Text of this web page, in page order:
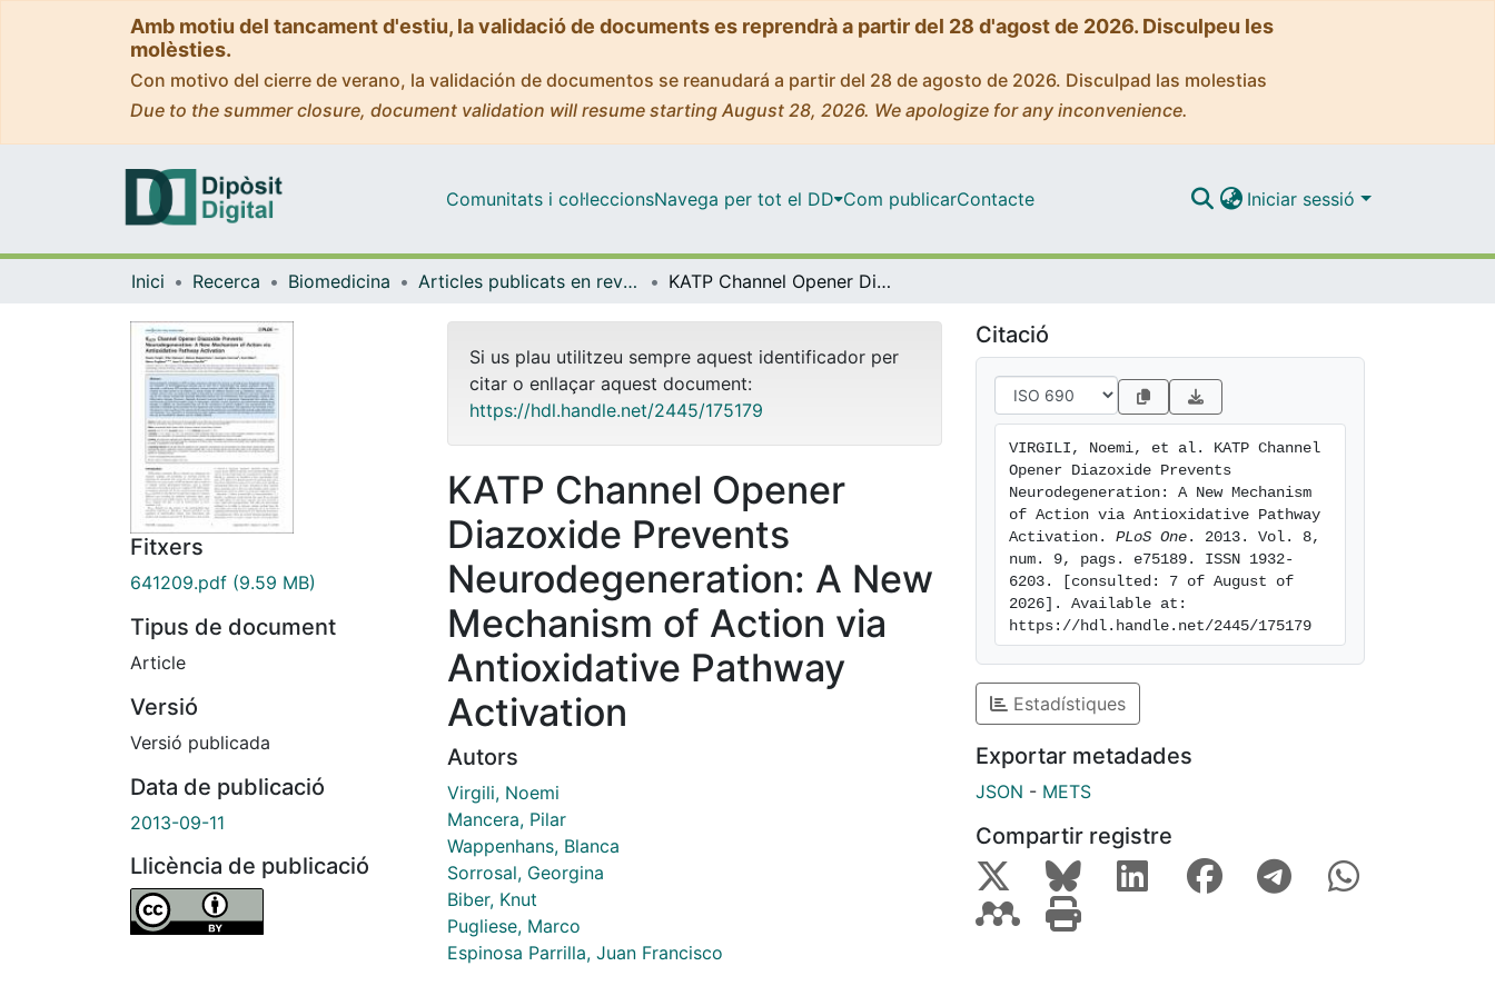
Amb motiu del tancament d'estiu, la validació de documents es reprendrà a partir del 28 d'agost de 2026. Disculpeu les
molèsties.
Con motivo del cierre de verano, la validación de documentos se reanudará a partir del 28 de agosto de 2026. Disculpad las molestias
Due to the summer closure, document validation will resume starting August 28, 2026. We apologize for any inconvenience.
Comunitats i col·leccionsNavega per tot el DD Com publicarContacte Iniciar sessió
Inici Recerca Biomedicina Articles publicats en revistes (Biomedicina) KATP Channel Opener Diazoxide Prevents Neurodegeneration: A New Mechanism of Action via Antioxidative Pathway Activation
Fitxers
641209.pdf (9.59 MB)
Tipus de document
Article
Versió
Versió publicada
Data de publicació
2013-09-11
Llicència de publicació
Si us plau utilitzeu sempre aquest identificador per
citar o enllaçar aquest document:
https://hdl.handle.net/2445/175179
KATP Channel Opener
Diazoxide Prevents
Neurodegeneration: A New
Mechanism of Action via
Antioxidative Pathway
Activation
Autors
Virgili, Noemi
Mancera, Pilar
Wappenhans, Blanca
Sorrosal, Georgina
Biber, Knut
Pugliese, Marco
Espinosa Parrilla, Juan Francisco
Citació
VIRGILI, Noemi, et al. KATP Channel
Opener Diazoxide Prevents
Neurodegeneration: A New Mechanism
of Action via Antioxidative Pathway
Activation. PLoS One . 2013. Vol. 8,
num. 9, pags. e75189. ISSN 1932-
6203. [consulted: 7 of August of
2026]. Available at:
https://hdl.handle.net/2445/175179
Estadístiques
Exportar metadades
JSON - METS
Compartir registre